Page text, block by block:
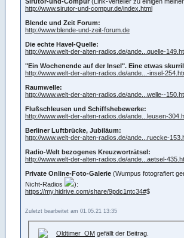
http://www.sirutor-und-compur.de/index.html
Blende und Zeit Forum:
http://www.blende-und-zeit-forum.de
Die echte Havel-Quelle:
http://www.welt-der-alten-radios.de/ande...quelle-
"Ein Wochenende auf der Insel". Eine etwas
http://www.welt-der-alten-radios.de/ande...-insel-
Raumwelle:
http://www.welt-der-alten-radios.de/ande...welle--
Flußschleusen und Schiffshebewerke:
http://www.welt-der-alten-radios.de/ande...leusen-
Berliner Luftbrücke, Jubiläum:
http://www.welt-der-alten-radios.de/ande...ruecke-
Radio-Welt bezogenes Kreuzworträtsel:
http://www.welt-der-alten-radios.de/ande...aetsel-
Private Online-Foto-Galerie (Wumpus fotografiert
Nicht-Radios
):
https://my.hidrive.com/share/9pdc1ntc34#$
Zuletzt bearbeitet am 01.05.21 13:35
Oldtimer_OM gefällt der Beitrag.